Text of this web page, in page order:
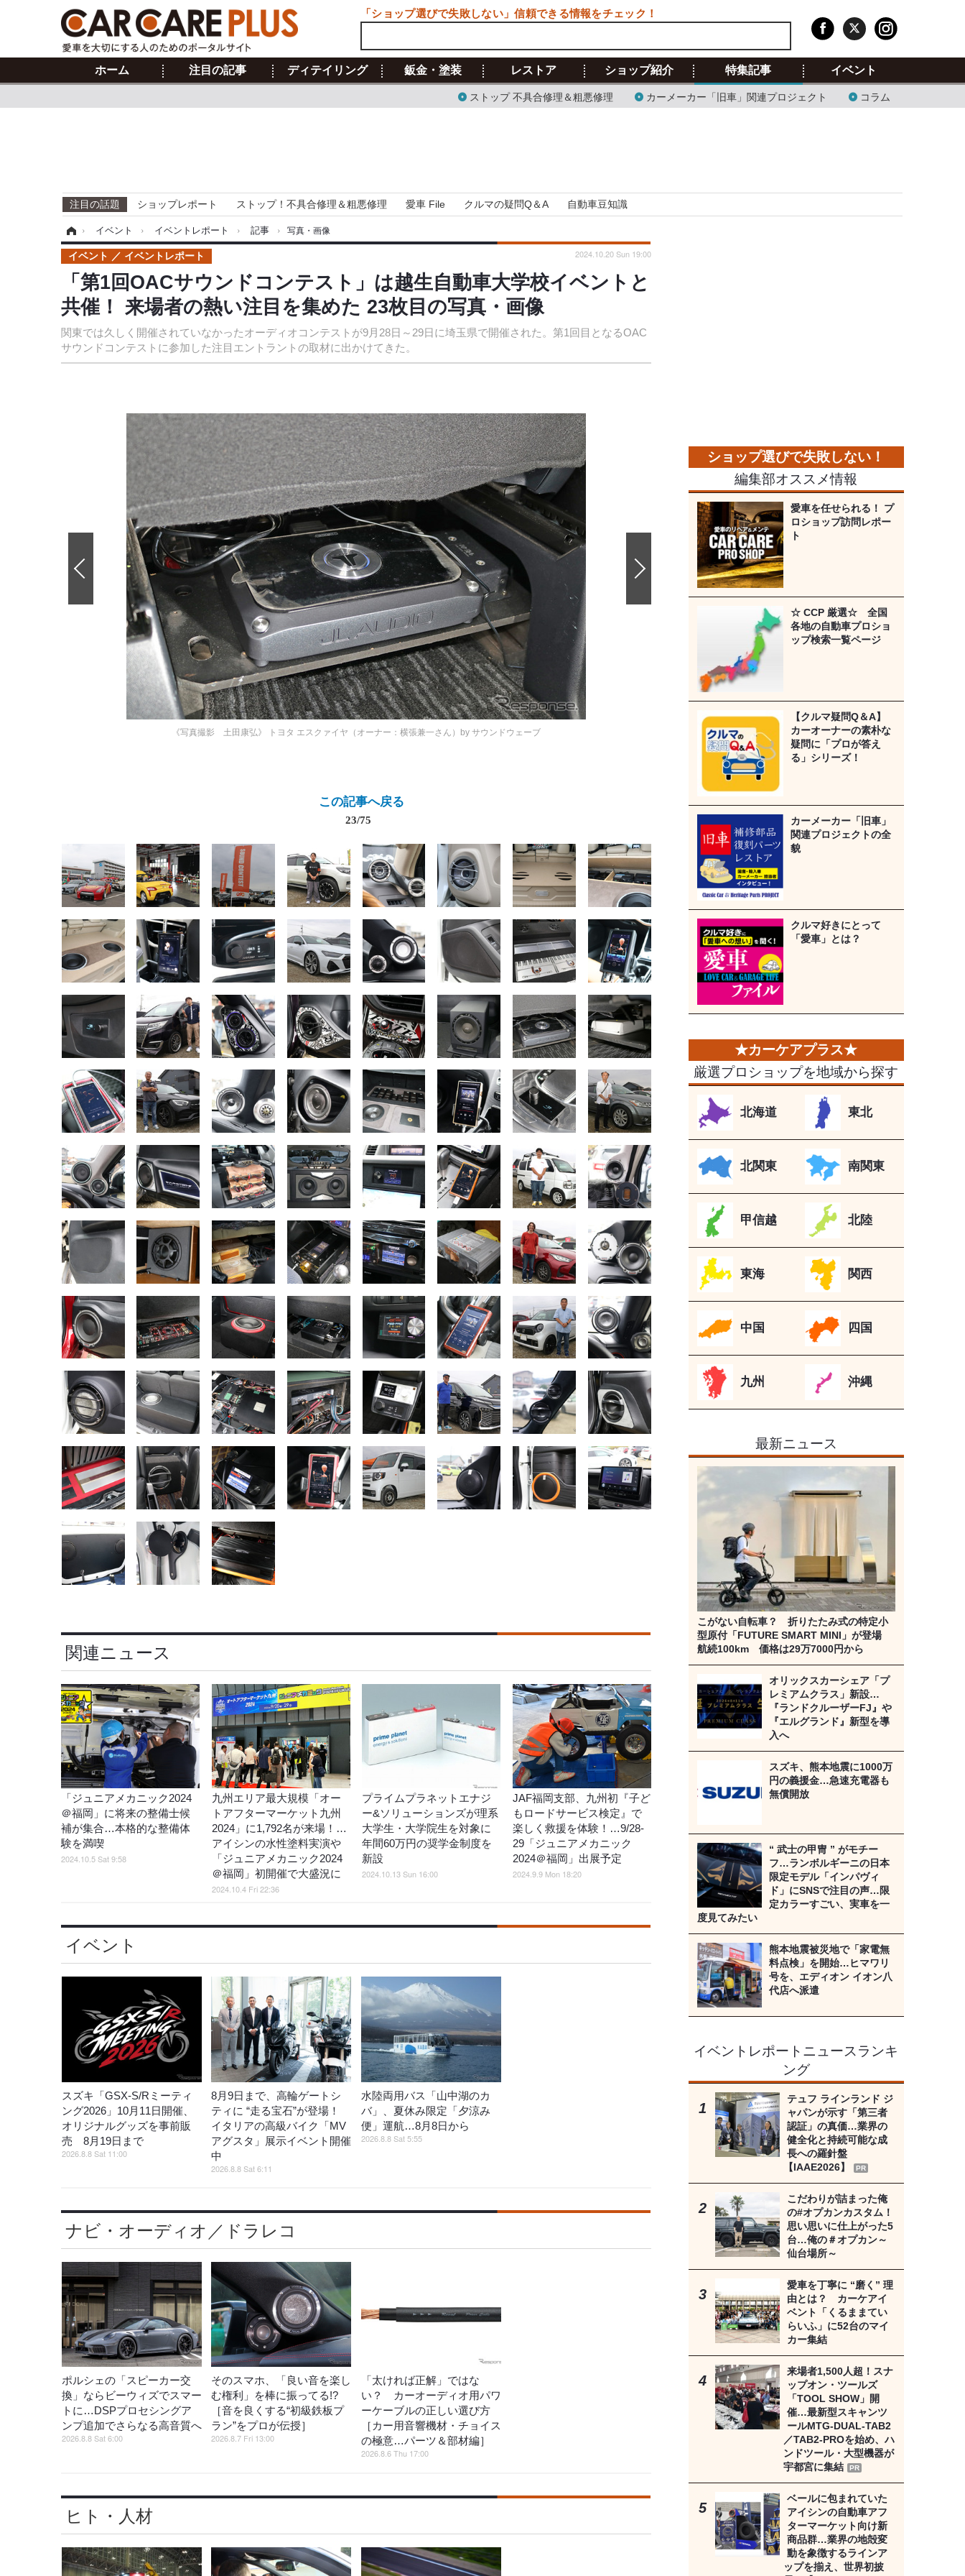
ホーム 注目の記事 ディテイリング 鈑金・塗装 レストア ショップ紹介 特集記事
ストップ 不具合修理＆粗悪修理 カーメーカー「旧車」関連プロジェクト コラム
イベント
注目の話題 ショップレポート ストップ！不具合修理＆粗悪修理 愛車 File クルマの疑問Q＆A 自動車豆知識
› イベント › イベントレポート › 記事 › 写真・画像
「第1回OACサウンドコンテスト」は越生自動車大学校イベントと
共催！ 来場者の熱い注目を集めた 23枚目の写真・画像
関東では久しく開催されていなかったオーディオコンテストが9月28日～29日に埼玉県で開催された。第1回目となるOAC
サウンドコンテストに参加した注目エントラントの取材に出かけてきた。
イベント イベントレポート 2024.10.20 Sun 19:00
《写真撮影 土田康弘》 トヨタ エスクァイヤ（オーナー：横張兼一さん）by サウンドウェーブ
この記事へ戻る
23/75
関連ニュース
「ジュニアメカニック2024
＠福岡」に将来の整備士候
補が集合…本格的な整備体
験を満喫
2024.10.5 Sat 9:58
九州エリア最大規模「オー
トアフターマーケット九州
2024」に1,792名が来場！…
アイシンの水性塗料実演や
「ジュニアメカニック2024
＠福岡」初開催で大盛況に
2024.10.4 Fri 22:36
プライムプラネットエナジ
ー&ソリューションズが理系
大学生・大学院生を対象に
年間60万円の奨学金制度を
新設
2024.10.13 Sun 16:00
JAF福岡支部、九州初『子ど
もロードサービス検定』で
楽しく救援を体験！…9/28-
29「ジュニアメカニック
2024＠福岡」出展予定
2024.9.9 Mon 18:20
イベント
スズキ「GSX-S/Rミーティ
ング2026」10月11日開催、
オリジナルグッズを事前販
売 8月19日まで
2026.8.8 Sat 11:00
8月9日まで、高輪ゲートシ
ティに “走る宝石”が登場！
イタリアの高級バイク「MV
アグスタ」展示イベント開催
中
2026.8.8 Sat 6:11
水陸両用バス「山中湖のカ
バ」、夏休み限定「夕涼み
便」運航…8月8日から
2026.8.8 Sat 5:55
ナビ・オーディオ／ドラレコ
ポルシェの「スピーカー交
換」ならビーウィズでスマー
トに…DSPプロセシングア
ンプ追加でさらなる高音質へ
2026.8.8 Sat 6:00
そのスマホ、「良い音を楽し
む権利」を棒に振ってる!?
［音を良くする“初級鉄板プ
ラン”をプロが伝授］
2026.8.7 Fri 13:00
「太ければ正解」ではな
い？ カーオーディオ用パワ
ーケーブルの正しい選び方
［カー用音響機材・チョイス
の極意…パーツ＆部材編］
2026.8.6 Thu 17:00
ヒト・人材
編集部オススメ情報
愛車を任せられる！ プ
ロショップ訪問レポー
ト
☆ CCP 厳選☆ 全国
各地の自動車プロショ
ップ検索一覧ページ
【クルマ疑問Q＆A】
カーオーナーの素朴な
疑問に「プロが答え
る」シリーズ！
カーメーカー「旧車」
関連プロジェクトの全
貌
クルマ好きにとって
「愛車」とは？
厳選プロショップを地域から探す
北海道 東北
北関東 南関東
甲信越 北陸
東海 関西
中国 四国
九州 沖縄
最新ニュース
こがない自転車？ 折りたたみ式の特定小
型原付「FUTURE SMART MINI」が登場
航続100km 価格は29万7000円から
オリックスカーシェア「プ
レミアムクラス」新設…
『ランドクルーザーFJ』や
『エルグランド』新型を導
入へ
スズキ、熊本地震に1000万
円の義援金…急速充電器も
無償開放
“ 武士の甲冑 ” がモチー
フ…ランボルギーニの日本
限定モデル「インパヴィ
ド」にSNSで注目の声…限
定カラーすごい、実車を一
度見てみたい
熊本地震被災地で「家電無
料点検」を開始…ヒマワリ
号を、エディオン イオン八
代店へ派遣
イベントレポートニュースランキ
ング
テュフ ラインランド ジ
ャパンが示す「第三者
認証」の真価…業界の
健全化と持続可能な成
長への羅針盤
【IAAE2026】
PR
こだわりが詰まった俺
の#オプカンカスタム！
思い思いに仕上がった5
台…俺の＃オプカン～
仙台場所～
愛車を丁寧に “磨く” 理
由とは？ カーケアイ
ベント「くるままてい
らいふ」に52台のマイ
カー集結
来場者1,500人超！スナ
ップオン・ツールズ
「TOOL SHOW」開
催…最新型スキャンツ
ールMTG-DUAL-TAB2
／TAB2-PROを始め、ハ
ンドツール・大型機器が
宇都宮に集結
PR
ベールに包まれていた
アイシンの自動車アフ
ターマーケット向け新
商品群…業界の地殻変
動を象徴するラインア
ップを揃え、世界初披
「ショップ選びで失敗しない」信頼できる情報をチェック！